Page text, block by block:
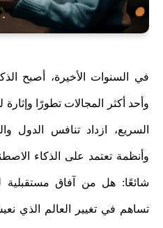
في السنوات الأخيرة، أصبح
وأحد أكثر المجالات تطورًا
السريع، ازداد تنافس الدول
وأنظمة تعتمد على الذكاء
شائعًا: هل من آفاق مستقبلية
تساهم في تغيير العالم الذي